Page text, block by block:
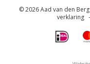
© 2026 Aad van den
verklaring